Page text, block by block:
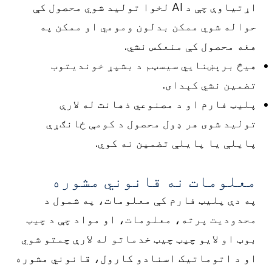
اړتیاوې چې د AI لخوا تولید شوي محصول کې
حواله شوي ممکن بدلون ومومي او ممکن په
هغه محصول کې منعکس نشي.
هیڅ برېښنايي سیسټم د بشپړ خونديتوب
تضمین نشي کېدای.
پلیټ فارم او د مصنوعي ذهانت له لارې
تولید شوی هر ډول محصول د کومې ځانګړې
پایلې یا پایلې تضمین نه کوي.
معلومات نه قانوني مشوره
په دې پلیټ فارم کې معلومات، په شمول د
محدودیت پرته، معلومات، او مواد چې د چیټ
بوټ او لایو چیټ چیټ خدماتو له لارې چمتو شوي
او د اتوماتیک اسنادو کارول، قانوني مشوره